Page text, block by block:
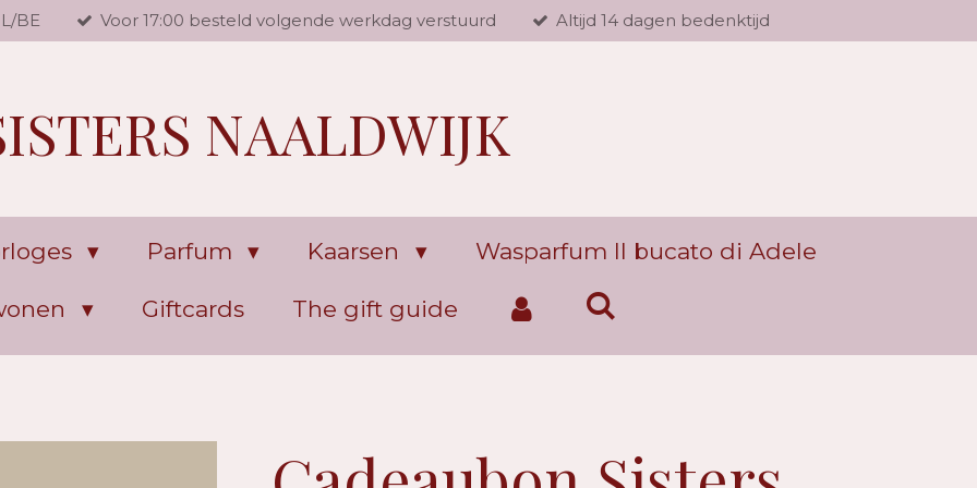
BE Voor 17:00 besteld volgende werkdag verstuurd Altijd 14 dagen bedenktijd
NAALDWIJK
Parfum Kaarsen Wasparfum Il bucato di Adele
Giftcards The gift guide